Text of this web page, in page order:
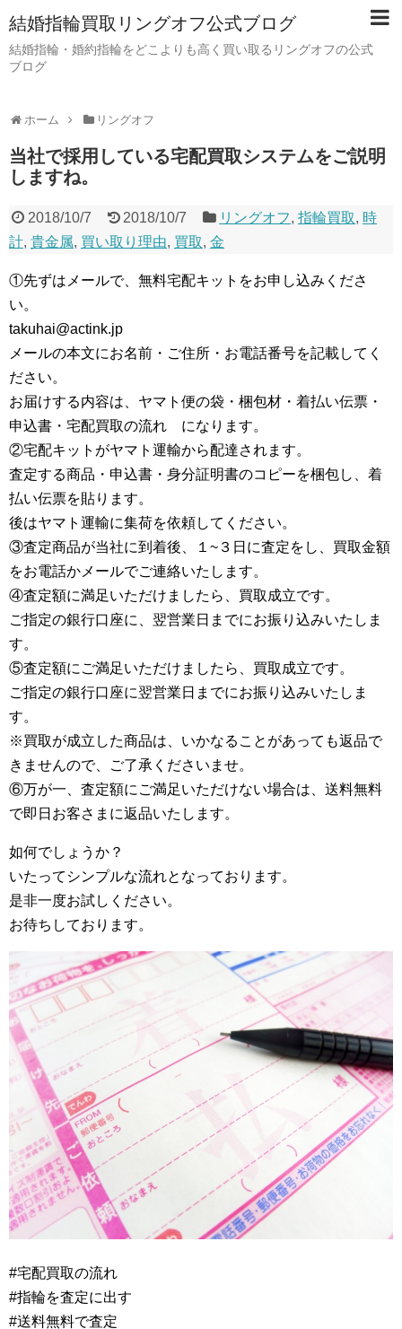
結婚指輪買取リングオフ公式ブログ
結婚指輪・婚約指輪をどこよりも高く買い取るリングオフの公式
ブログ
ホーム リングオフ
当社で採用している宅配買取システムをご説明
しますね。
2018/10/7 2018/10/7 リングオフ,指輪買取, 時
計, 貴金属, 買い取り理由, 買取, 金
①先ずはメールで、無料宅配キットをお申し込みくださ
い。
takuhai@actink.jp
メールの本文にお名前・ご住所・お電話番号を記載してく
ださい。
お届けする内容は、ヤマト便の袋・梱包材・着払い伝票・
申込書・宅配買取の流れ になります。
②宅配キットがヤマト運輸から配達されます。
査定する商品・申込書・身分証明書のコピーを梱包し、着
払い伝票を貼ります。
後はヤマト運輸に集荷を依頼してください。
③査定商品が当社に到着後、１~３日に査定をし、買取金額
をお電話かメールでご連絡いたします。
④査定額に満足いただけましたら、買取成立です。
ご指定の銀行口座に、翌営業日までにお振り込みいたしま
す。
⑤査定額にご満足いただけましたら、買取成立です。
ご指定の銀行口座に翌営業日までにお振り込みいたしま
す。
※買取が成立した商品は、いかなることがあっても返品で
きませんので、ご了承くださいませ。
⑥万が一、査定額にご満足いただけない場合は、送料無料
で即日お客さまに返品いたします。
如何でしょうか？
いたってシンプルな流れとなっております。
是非一度お試しください。
お待ちしております。
#宅配買取の流れ
#指輪を査定に出す
#送料無料で査定